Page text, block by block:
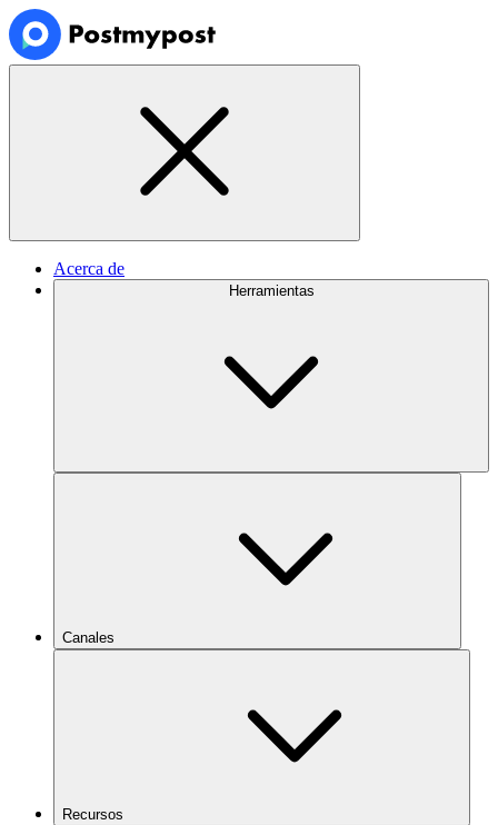
Acerca de
Herramientas
Canales
Recursos